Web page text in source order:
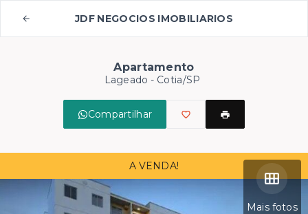
JDF NEGOCIOS IMOBILIARIOS
Apartamento
Lageado - Cotia/SP
Compartilhar
Mais fotos
A VENDA!